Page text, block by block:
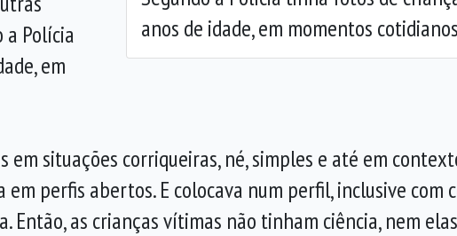
anos de idade, em momentos
a Polícia
em
situações corriqueiras, né, simples e até em
perfis abertos. E colocava num perfil, inclusive com
as crianças vítimas não tinham ciência, nem